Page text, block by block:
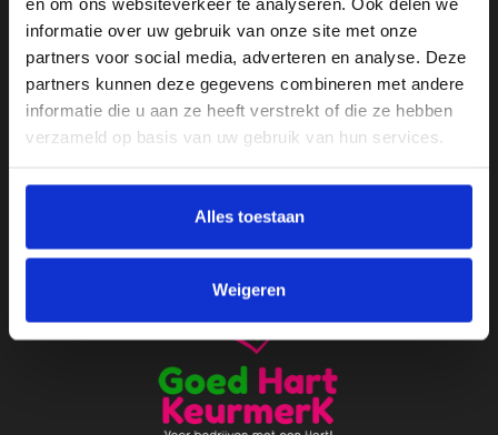
informatie over uw gebruik van onze site met onze
partners voor social media, adverteren en analyse. Deze
partners kunnen deze gegevens combineren met andere
informatie die u aan ze heeft verstrekt of die ze hebben
verzameld op basis van uw gebruik van hun services.
Alles toestaan
Weigeren
info@mdgdesign.nl
Openingstijden
Ma t/m do 8.30 tot 17.30
Vrijdag
8.30 tot 13.00
KvK - 86820796